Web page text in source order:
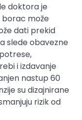
doktora je
borac može
dati prekid
slede obavezne
i izdavanje
nastup 60
su dizajnirane
rizik od